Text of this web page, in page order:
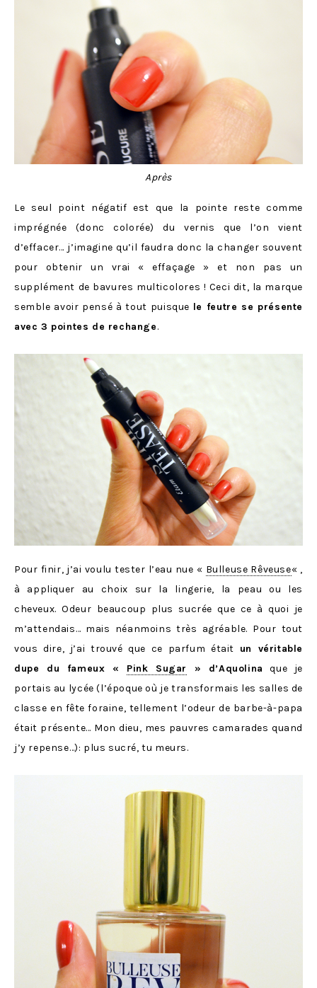
Après
Le seul point négatif est que la pointe reste comme
imprégnée (donc colorée) du vernis que l’on vient
d’effacer… j’imagine qu’il faudra donc la changer souvent
pour obtenir un vrai « effaçage » et non pas un
supplément de bavures multicolores ! Ceci dit, la marque
semble avoir pensé à tout puisque le feutre se présente
avec 3 pointes de rechange.
Pour finir, j’ai voulu tester l’eau nue « Bulleuse Rêveuse« ,
à appliquer au choix sur la lingerie, la peau ou les
cheveux. Odeur beaucoup plus sucrée que ce à quoi je
m’attendais… mais néanmoins très agréable. Pour tout
vous dire, j’ai trouvé que ce parfum était un véritable
dupe du fameux « Pink Sugar » d’Aquolina
que je
portais au lycée (l’époque où je transformais les salles de
classe en fête foraine, tellement l’odeur de barbe-à-papa
était présente… Mon dieu, mes pauvres camarades quand
j’y repense…): plus sucré, tu meurs.